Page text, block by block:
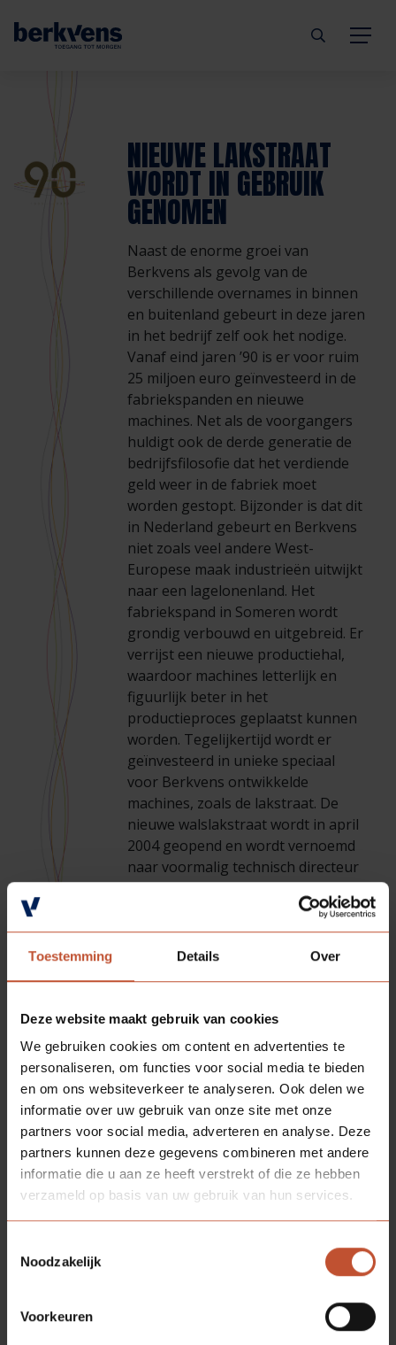
Toestemming Details Over
Deze website maakt gebruik van cookies
We gebruiken cookies om content en advertenties te
personaliseren, om functies voor social media te bieden
en om ons websiteverkeer te analyseren. Ook delen we
informatie over uw gebruik van onze site met onze
partners voor social media, adverteren en analyse. Deze
partners kunnen deze gegevens combineren met andere
informatie die u aan ze heeft verstrekt of die ze hebben
verzameld op basis van uw gebruik van hun services.
Noodzakelijk
Voorkeuren
Terug
Deuren
Kozijnen
Hang- & sluitwerk
Diensten
Technische documentatie
Veelgestelde vragen
Terug
Eengezinswoning
Meergezinswoning
Utiliteitsgebouw
Prefab woning
Terug
Aannemer
Architect
Projectontwikkelaar
Handelspartner
Terug
Inbraakwerend
Brandwerend
Rookwerend
Brochures
Technische documentatie
Veelgestelde vragen
Terug
mijndeur.nl
Webshop
Verkooppunten
Veelgestelde vragen
Terug
Organisatie
GND Garantiedeuren
Werken bij Berkvens
NIEUWE LAKSTRAAT
WORDT IN GEBRUIK
GENOMEN
Naast de enorme groei van
Berkvens als gevolg van de
verschillende overnames in binnen
en buitenland gebeurt in deze jaren
in het bedrijf zelf ook het nodige.
Vanaf eind jaren ’90 is er voor ruim
25 miljoen euro geïnvesteerd in de
fabriekspanden en nieuwe
machines. Net als de voorgangers
huldigt ook de derde generatie de
bedrijfsfilosofie dat het verdiende
geld weer in de fabriek moet
worden gestopt. Bijzonder is dat dit
in Nederland gebeurt en Berkvens
niet zoals veel andere West-
Europese maak industrieën uitwijkt
naar een lagelonenland. Het
fabriekspand in Someren wordt
grondig verbouwd en uitgebreid. Er
verrijst een nieuwe productiehal,
waardoor machines letterlijk en
figuurlijk beter in het
productieproces geplaatst kunnen
worden. Tegelijkertijd wordt er
geïnvesteerd in unieke speciaal
voor Berkvens ontwikkelde
machines, zoals de lakstraat. De
nieuwe walslakstraat wordt in april
2004 geopend en wordt vernoemd
naar voormalig technisch directeur
Theo Houben (afscheid genomen in
2003). Dit omdat dit een van zijn
laatste (mega)projecten bij
Berkvens is geweest.